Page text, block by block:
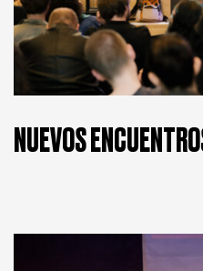
NUEVOS